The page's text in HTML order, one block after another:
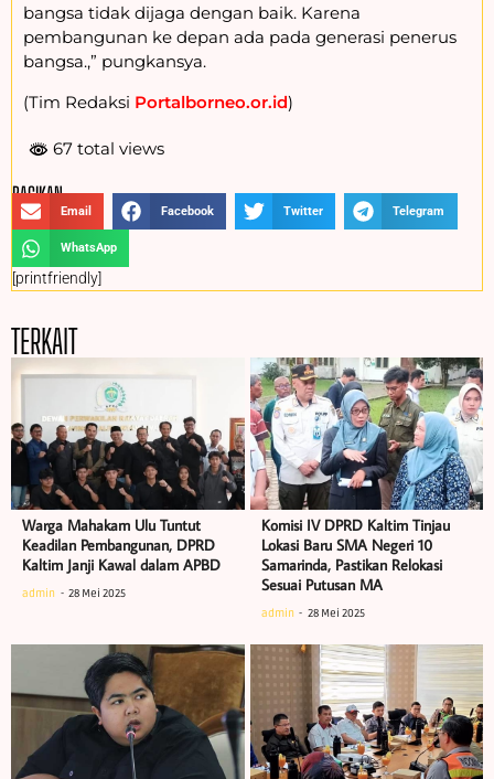
bangsa tidak dijaga dengan baik. Karena
pembangunan ke depan ada pada generasi penerus
bangsa.,” pungkansya.
(Tim Redaksi Portalborneo.or.id)
67 total views
BAGIKAN :
Email Facebook Twitter Telegram
WhatsApp
[printfriendly]
TERKAIT
Warga Mahakam Ulu Tuntut
Keadilan Pembangunan, DPRD
Kaltim Janji Kawal dalam APBD
admin 28 Mei 2025
Komisi IV DPRD Kaltim Tinjau
Lokasi Baru SMA Negeri 10
Samarinda, Pastikan Relokasi
Sesuai Putusan MA
admin 28 Mei 2025